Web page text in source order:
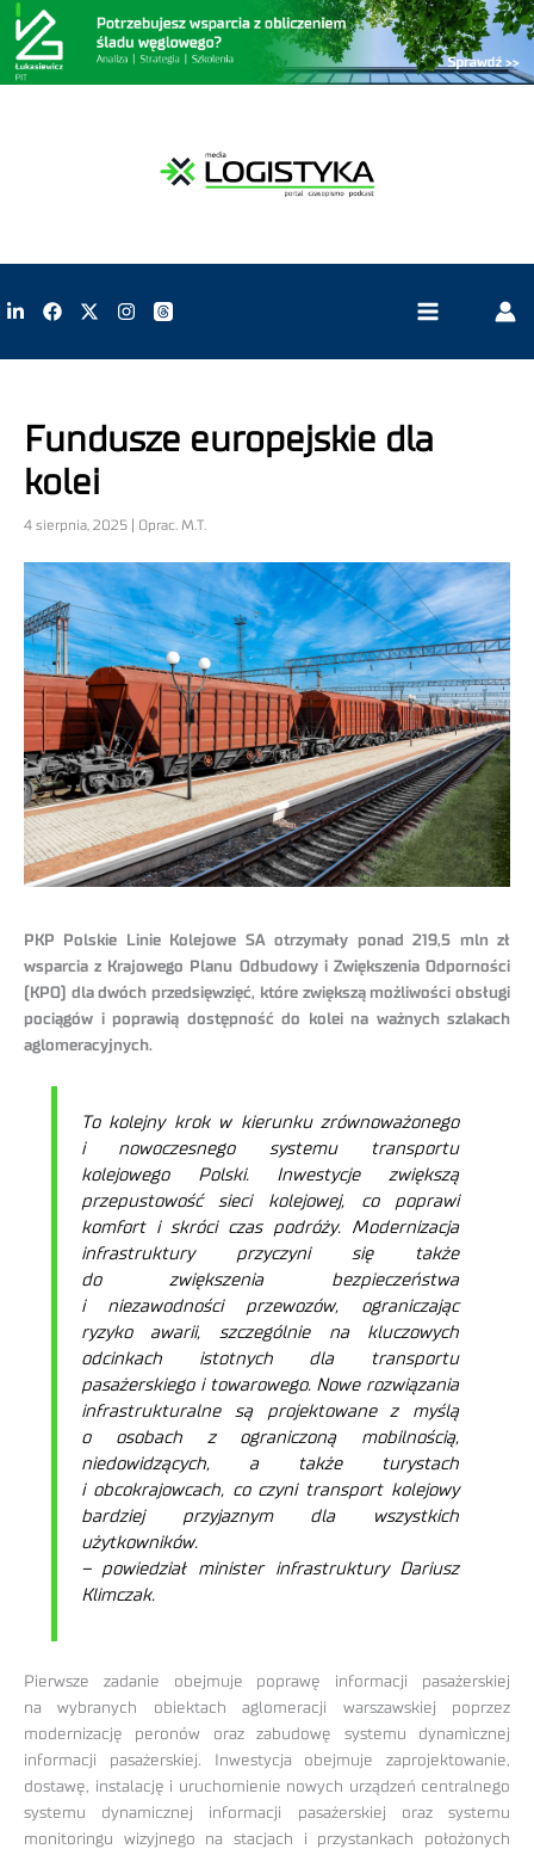
Fundusze europejskie dla
kolei
4 sierpnia, 2025 | Oprac. M.T.
PKP Polskie Linie Kolejowe SA otrzymały ponad 219,5 mln zł
wsparcia z Krajowego Planu Odbudowy i Zwiększenia Odporności
(KPO) dla dwóch przedsięwzięć, które zwiększą możliwości obsługi
pociągów i poprawią dostępność do kolei na ważnych szlakach
aglomeracyjnych.
To kolejny krok w kierunku zrównoważonego
i nowoczesnego systemu transportu
kolejowego Polski. Inwestycje zwiększą
przepustowość sieci kolejowej, co poprawi
komfort i skróci czas podróży. Modernizacja
infrastruktury przyczyni się także
do zwiększenia bezpieczeństwa
i niezawodności przewozów, ograniczając
ryzyko awarii, szczególnie na kluczowych
odcinkach istotnych dla transportu
pasażerskiego i towarowego. Nowe rozwiązania
infrastrukturalne są projektowane z myślą
o osobach z ograniczoną mobilnością,
niedowidzących, a także turystach
i obcokrajowcach, co czyni transport kolejowy
bardziej przyjaznym dla wszystkich
użytkowników.
– powiedział minister infrastruktury Dariusz
Klimczak.
Pierwsze zadanie obejmuje poprawę informacji pasażerskiej
na wybranych obiektach aglomeracji warszawskiej poprzez
modernizację peronów oraz zabudowę systemu dynamicznej
informacji pasażerskiej. Inwestycja obejmuje zaprojektowanie,
dostawę, instalację i uruchomienie nowych urządzeń centralnego
systemu dynamicznej informacji pasażerskiej oraz systemu
monitoringu wizyjnego na stacjach i przystankach położonych